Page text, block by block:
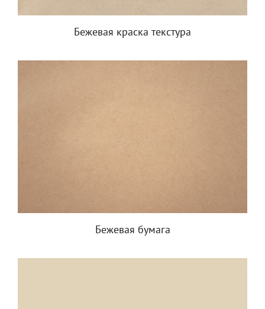
Бежевая краска текстура
Бежевая бумага